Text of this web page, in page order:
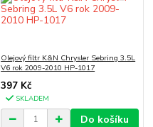
Olejový filtr K&N Chrysler Sebring 3.5L
V6 rok 2009-2010 HP-1017
397 Kč
SKLADEM
Do košíku